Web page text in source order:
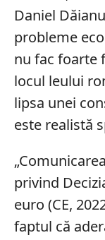
Daniel
probleme
nu fac foarte
locul leului
lipsa unei
este realistă
privind
euro (CE,
faptul că